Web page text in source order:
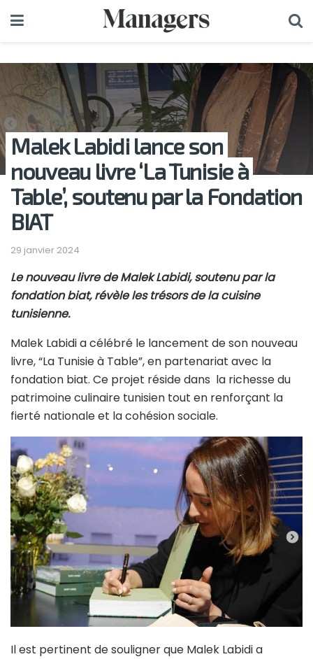
Malek Labidi lance son
nouveau livre ‘La Tunisie à
Table’, soutenu par la Fondation
BIAT
29 janvier 2024
Le nouveau livre de Malek Labidi, soutenu par la
fondation biat, révèle les trésors de la cuisine
tunisienne.
Malek Labidi a célébré le lancement de son nouveau
livre, “La Tunisie à Table”, en partenariat avec la
fondation biat. Ce projet réside dans la richesse du
patrimoine culinaire tunisien tout en renforçant la
fierté nationale et la cohésion sociale.
Il est pertinent de souligner que Malek Labidi a